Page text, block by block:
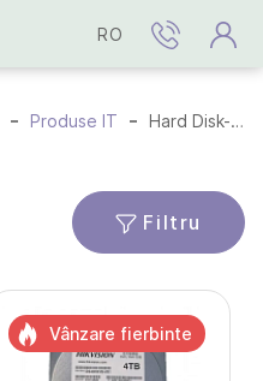
RO
Produse IT Hard Disk-uri (HDD)
Filtru
Vânzare fierbinte